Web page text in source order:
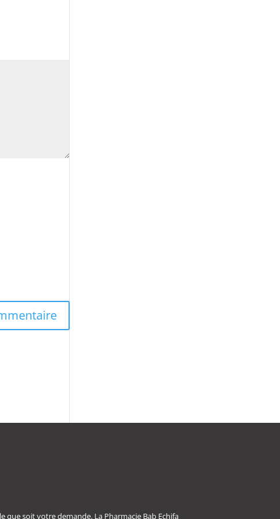
que soit votre demande. La Pharmacie Bab Echifa